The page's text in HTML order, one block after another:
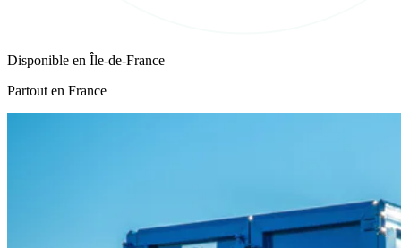
Disponible en Île-de-France
Partout en France